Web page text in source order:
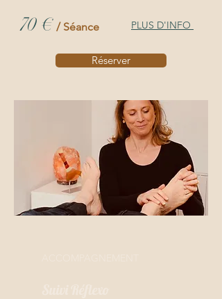
70 € / Séance PLUS D'INFO
Réserver